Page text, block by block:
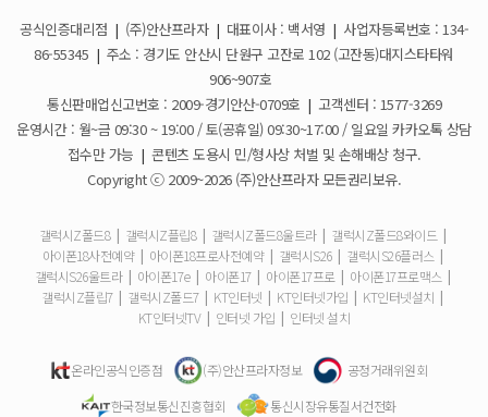
갤럭시S26 사전예약 공지사항
요금제 변경은 언제할 수 있나요?
더블할인카드는 어떻게 등록 하나요?
휴대폰 구매 후 불량이면 어떻게 하나요?
ESIM 발급 방법은 어떻게 되나요?
유심은 새로 구매해야 하나요?
사은품은 핸드폰과 같이 보내주시나요?
공식인증대리점 | (주)안산프라자 | 대표이사 : 백서영 | 사업자등록번호 : 134-
86-55345 | 주소 : 경기도 안산시 단원구 고잔로 102 (고잔동)대지스타타워
906~907호
통신판매업신고번호 : 2009-경기안산-0709호 | 고객센터 : 1577-3269
운영시간 : 월~금 09:30 ~ 19:00 / 토(공휴일) 09:30~17:00 / 일요일 카카오톡 상담
접수만 가능 | 콘텐츠 도용시 민/형사상 처벌 및 손해배상 청구.
Copyright ⓒ 2009~2026 (주)안산프라자 모든권리보유.
갤럭시Z폴드8 | 갤럭시Z플립8 | 갤럭시Z폴드8울트라 | 갤럭시Z폴드8와이드 |
아이폰18사전예약 | 아이폰18프로사전예약 | 갤럭시S26 | 갤럭시S26플러스 |
갤럭시S26울트라 | 아이폰17e | 아이폰17 | 아이폰17프로 | 아이폰17프로맥스 |
갤럭시Z플립7 | 갤럭시Z폴드7 | KT인터넷 | KT인터넷가입 | KT인터넷설치 |
KT인터넷TV | 인터넷 가입 | 인터넷 설치
온라인공식인증점 (주)안산프라자정보
공정거래위원회
한국정보통신진흥협회
통신시장유통질서건전화